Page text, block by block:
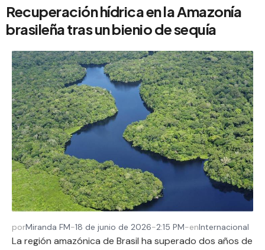
Recuperación hídrica en la Amazonía
brasileña tras un bienio de sequía
porMiranda FM-18 de junio de 2026-2:15 PM-enInternacional
La región amazónica de Brasil ha superado dos años de